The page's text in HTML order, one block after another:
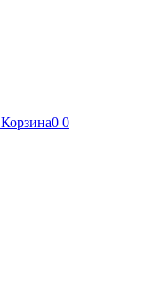
Корзина0 0